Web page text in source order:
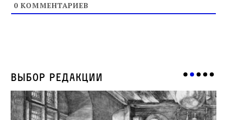
0 КОММЕНТАРИЕВ
Выбор редакции